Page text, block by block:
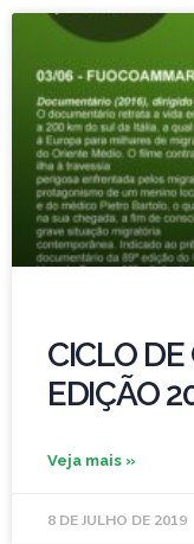
CICLO
EDIÇÃO
Veja mais »
8 DE JULHO DE 2019